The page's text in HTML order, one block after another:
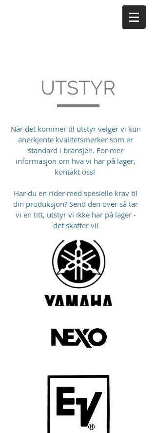
UTSTYR
Når det kommer til utstyr velger vi kun
anerkjente kvalitetsmerker som er
standard i bransjen. For mer
informasjon om hva vi har på lager,
kontakt oss!
Har du en rider med spesielle krav til
din produksjon? Send den over så tar
vi en titt, utstyr vi ikke har på lager -
det skaffer vi!